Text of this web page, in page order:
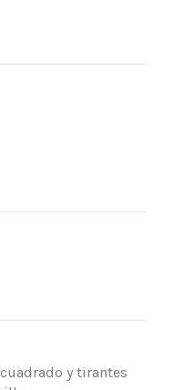
y tirantes